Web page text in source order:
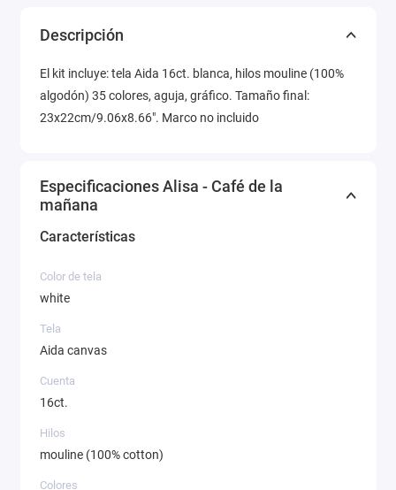
Descripción
El kit incluye: tela Aida 16ct. blanca, hilos mouline (100%
algodón) 35 colores, aguja, gráfico. Tamaño final:
23x22cm/9.06x8.66". Marco no incluido
Especificaciones Alisa - Café de la
mañana
Características
Color de tela
white
Tela
Aida canvas
Cuenta
16ct.
Hilos
mouline (100% cotton)
Colores